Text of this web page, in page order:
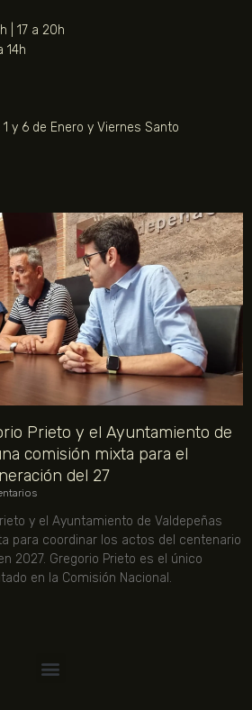
| 17 a 20h
14h
y 6 de Enero y Viernes Santo
Prieto y el Ayuntamiento de
comisión mixta para el
del 27
y el Ayuntamiento de Valdepeñas
para coordinar los actos del centenario
2027. Gregorio Prieto es el único
en la Comisión Nacional.